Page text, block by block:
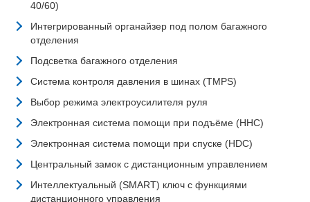
40/60)
Интегрированный органайзер под полом багажного
отделения
Подсветка багажного отделения
Система контроля давления в шинах (TMPS)
Выбор режима электроусилителя руля
Электронная система помощи при подъёме (HHC)
Электронная система помощи при спуске (HDC)
Центральный замок с дистанционным управлением
Интеллектуальный (SMART) ключ с функциями
дистанционного управления